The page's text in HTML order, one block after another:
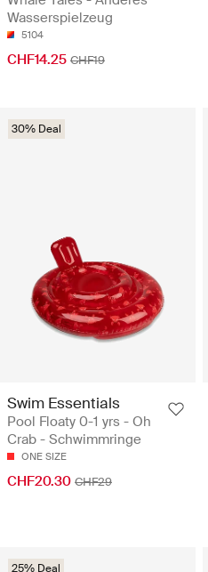
Wasserspielzeug
5104
CHF14.25 CHF19
30% Deal
Swim Essentials
Pool Floaty 0-1 yrs - Oh
Crab - Schwimmringe
ONE SIZE
CHF20.30 CHF29
25% Deal